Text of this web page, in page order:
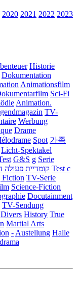
2020 2021 2022 2023
Historie
Dokumentation
Animationsfilm
Sci-Fi
Animation.
TV-
Werbung
Drame
Spot 가족
Licht-Spektakel
G&S g Serie
קומדיית פעולה Test c
Fiction TV-Serie
Science-Fiction
Docutainment
TV-Sendung
Divers History True
Martial Arts
- Austellung Halle